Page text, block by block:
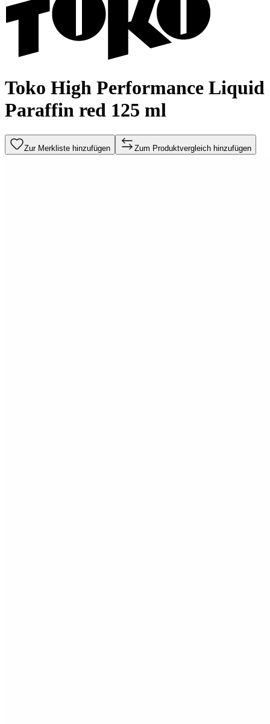
Toko High Performance Liquid
Paraffin red 125 ml
Zur Merkliste hinzufügen Zum Produktvergleich hinzufügen